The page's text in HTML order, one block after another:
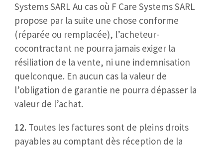
Systems SARL Au cas où F Care Systems SARL
propose par la suite une chose conforme
(réparée ou remplacée), l’acheteur-
cocontractant ne pourra jamais exiger la
résiliation de la vente, ni une indemnisation
quelconque. En aucun cas la valeur de
l’obligation de garantie ne pourra dépasser la
valeur de l’achat.
12.Toutes les factures sont de pleins droits
payables au comptant dès réception de la